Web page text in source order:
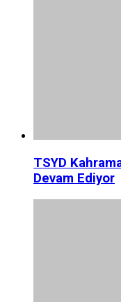
TSYD
Devam Ediyor